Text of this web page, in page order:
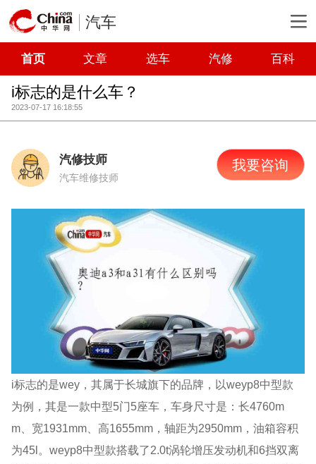
汽车
首页 文章 选车 汽修 百科
i标志的是什么车？
2023-07-17 16:18:55
汽修技师
汽车维修技师
我要咨询
i标志的是wey，其属于长城旗下的品牌，以weyp8中型款
为例，其是一款中型5门5座车，车身尺寸是：长4760m
m、宽1931mm、高1655mm，轴距为2950mm，油箱容积
为45l。weyp8中型款搭载了2.0t涡轮增压发动机和6挡双离